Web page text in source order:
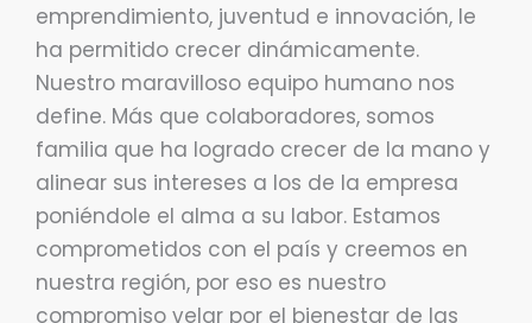
emprendimiento, juventud e innovación, le
ha permitido crecer dinámicamente.
Nuestro maravilloso equipo humano nos
define. Más que colaboradores, somos
familia que ha logrado crecer de la mano y
alinear sus intereses a los de la empresa
poniéndole el alma a su labor. Estamos
comprometidos con el país y creemos en
nuestra región, por eso es nuestro
compromiso velar por el bienestar de las